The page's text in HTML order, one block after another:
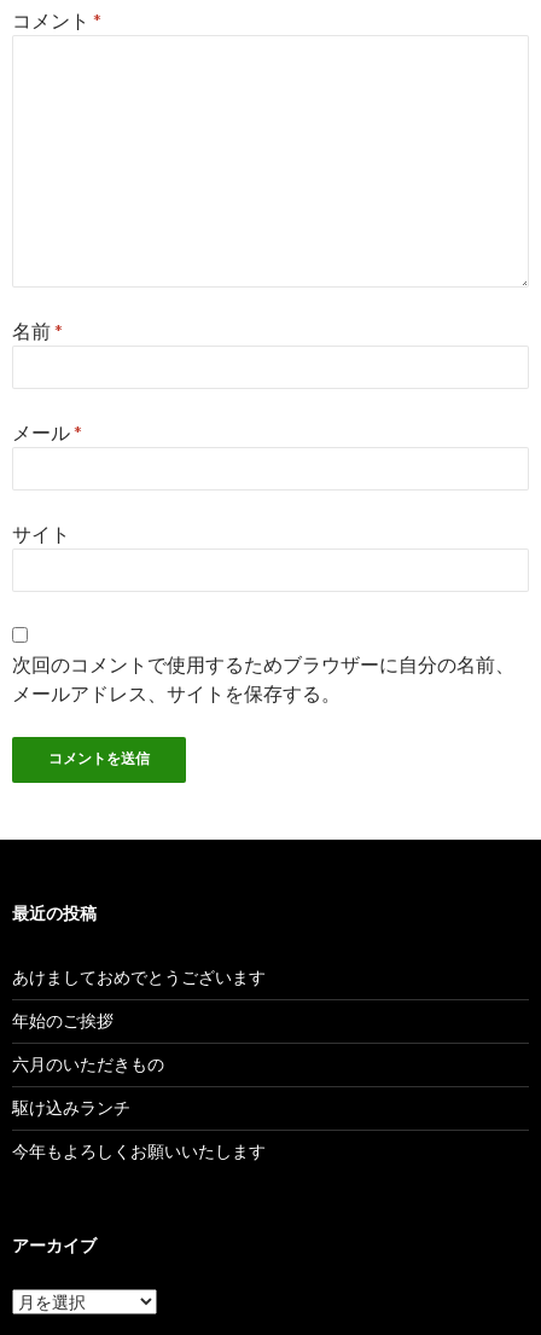
コメント *
名前*
メール*
サイト
次回のコメントで使用するためブラウザーに自分の名前、
メールアドレス、サイトを保存する。
最近の投稿
あけましておめでとうございます
年始のご挨拶
六月のいただきもの
駆け込みランチ
今年もよろしくお願いいたします
アーカイブ
ア
ー